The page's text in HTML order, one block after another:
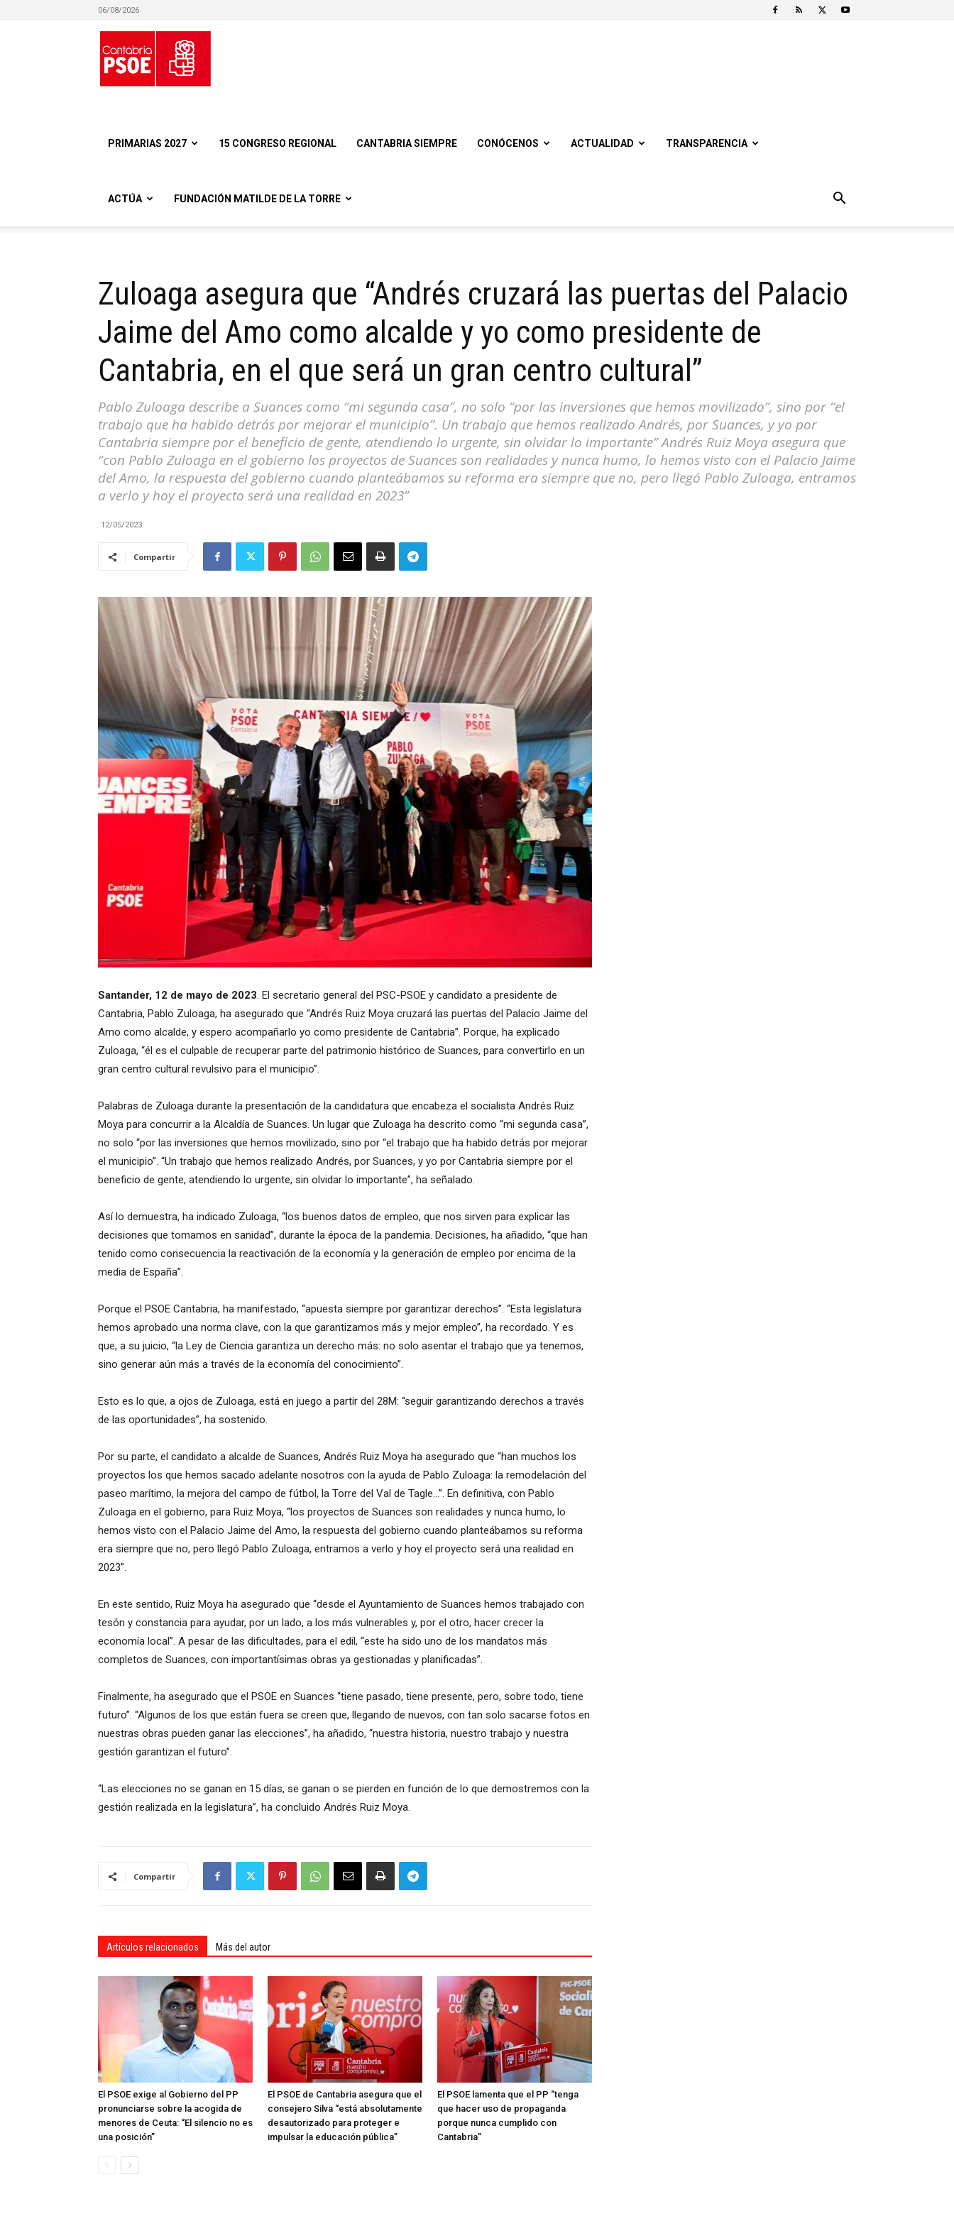
06/08/2026
Cantabria
PRIMARIAS 2027 15 CONGRESO REGIONAL CANTABRIA SIEMPRE CONÓCENOS ACTUALIDAD TRANSPARENCIA
ACTÚA FUNDACIÓN MATILDE DE LA TORRE
Zuloaga asegura que “Andrés cruzará las puertas del Palacio
Jaime del Amo como alcalde y yo como presidente de
Cantabria, en el que será un gran centro cultural”
Pablo Zuloaga describe a Suances como “mi segunda casa”, no solo “por las inversiones que hemos movilizado”, sino por “el
trabajo que ha habido detrás por mejorar el municipio”. Un trabajo que hemos realizado Andrés, por Suances, y yo por
Cantabria siempre por el beneficio de gente, atendiendo lo urgente, sin olvidar lo importante” Andrés Ruiz Moya asegura que
“con Pablo Zuloaga en el gobierno los proyectos de Suances son realidades y nunca humo, lo hemos visto con el Palacio Jaime
del Amo, la respuesta del gobierno cuando planteábamos su reforma era siempre que no, pero llegó Pablo Zuloaga, entramos
a verlo y hoy el proyecto será una realidad en 2023”
12/05/2023
Compartir
Santander, 12 de mayo de 2023. El secretario general del PSC-PSOE y candidato a presidente de
Cantabria, Pablo Zuloaga, ha asegurado que “Andrés Ruiz Moya cruzará las puertas del Palacio Jaime del
Amo como alcalde, y espero acompañarlo yo como presidente de Cantabria”. Porque, ha explicado
Zuloaga, “él es el culpable de recuperar parte del patrimonio histórico de Suances, para convertirlo en un
gran centro cultural revulsivo para el municipio”.
Palabras de Zuloaga durante la presentación de la candidatura que encabeza el socialista Andrés Ruiz
Moya para concurrir a la Alcaldía de Suances. Un lugar que Zuloaga ha descrito como “mi segunda casa”,
no solo “por las inversiones que hemos movilizado, sino por “el trabajo que ha habido detrás por mejorar
el municipio”. “Un trabajo que hemos realizado Andrés, por Suances, y yo por Cantabria siempre por el
beneficio de gente, atendiendo lo urgente, sin olvidar lo importante”, ha señalado.
Así lo demuestra, ha indicado Zuloaga, “los buenos datos de empleo, que nos sirven para explicar las
decisiones que tomamos en sanidad”, durante la época de la pandemia. Decisiones, ha añadido, “que han
tenido como consecuencia la reactivación de la economía y la generación de empleo por encima de la
media de España”.
Porque el PSOE Cantabria, ha manifestado, “apuesta siempre por garantizar derechos”. “Esta legislatura
hemos aprobado una norma clave, con la que garantizamos más y mejor empleo”, ha recordado. Y es
que, a su juicio, “la Ley de Ciencia garantiza un derecho más: no solo asentar el trabajo que ya tenemos,
sino generar aún más a través de la economía del conocimiento”.
Esto es lo que, a ojos de Zuloaga, está en juego a partir del 28M: “seguir garantizando derechos a través
de las oportunidades”, ha sostenido.
Por su parte, el candidato a alcalde de Suances, Andrés Ruiz Moya ha asegurado que “han muchos los
proyectos los que hemos sacado adelante nosotros con la ayuda de Pablo Zuloaga: la remodelación del
paseo marítimo, la mejora del campo de fútbol, la Torre del Val de Tagle…”. En definitiva, con Pablo
Zuloaga en el gobierno, para Ruiz Moya, “los proyectos de Suances son realidades y nunca humo, lo
hemos visto con el Palacio Jaime del Amo, la respuesta del gobierno cuando planteábamos su reforma
era siempre que no, pero llegó Pablo Zuloaga, entramos a verlo y hoy el proyecto será una realidad en
2023”.
En este sentido, Ruiz Moya ha asegurado que “desde el Ayuntamiento de Suances hemos trabajado con
tesón y constancia para ayudar, por un lado, a los más vulnerables y, por el otro, hacer crecer la
economía local”. A pesar de las dificultades, para el edil, “este ha sido uno de los mandatos más
completos de Suances, con importantísimas obras ya gestionadas y planificadas”.
Finalmente, ha asegurado que el PSOE en Suances “tiene pasado, tiene presente, pero, sobre todo, tiene
futuro”. “Algunos de los que están fuera se creen que, llegando de nuevos, con tan solo sacarse fotos en
nuestras obras pueden ganar las elecciones”, ha añadido, “nuestra historia, nuestro trabajo y nuestra
gestión garantizan el futuro”.
“Las elecciones no se ganan en 15 días, se ganan o se pierden en función de lo que demostremos con la
gestión realizada en la legislatura”, ha concluido Andrés Ruiz Moya.
Compartir
Artículos relacionados Más del autor
El PSOE exige al Gobierno del PP
pronunciarse sobre la acogida de
menores de Ceuta: “El silencio no es
una posición”
El PSOE de Cantabria asegura que el
consejero Silva “está absolutamente
desautorizado para proteger e
impulsar la educación pública”
El PSOE lamenta que el PP “tenga
que hacer uso de propaganda
porque nunca cumplido con
Cantabria”